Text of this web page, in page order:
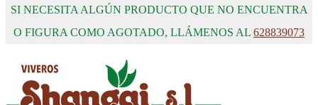
SI NECESITA ALGÚN PRODUCTO QUE NO ENCUENTRA
O FIGURA COMO AGOTADO, LLÁMENOS AL 628839073